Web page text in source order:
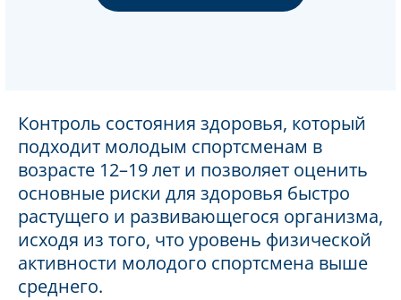
Контроль состояния здоровья, который
подходит молодым спортсменам в
возрасте 12–19 лет и позволяет оценить
основные риски для здоровья быстро
растущего и развивающегося организма,
исходя из того, что уровень физической
активности молодого спортсмена выше
среднего.